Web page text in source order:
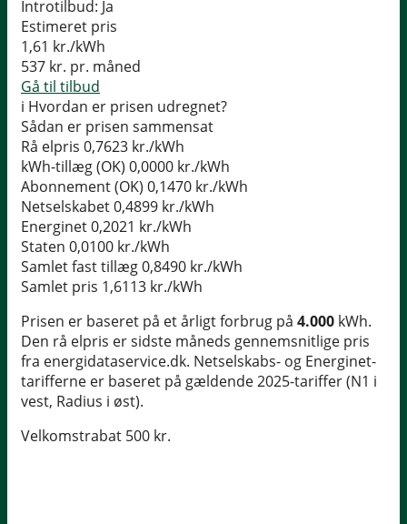
Introtilbud: Ja
Estimeret pris
1,61 kr./kWh
537 kr. pr. måned
Gå til tilbud
i Hvordan er prisen udregnet?
Sådan er prisen sammensat
Rå elpris 0,7623 kr./kWh
kWh-tillæg (OK) 0,0000 kr./kWh
Abonnement (OK) 0,1470 kr./kWh
Netselskabet0,4899 kr./kWh
Energinet0,2021 kr./kWh
Staten 0,0100 kr./kWh
Samlet fast tillæg0,8490 kr./kWh
Samlet pris 1,6113 kr./kWh
Prisen er baseret på et årligt forbrug på 4.000 kWh.
Den rå elpris er sidste måneds gennemsnitlige pris
fra energidataservice.dk. Netselskabs- og Energinet-
tarifferne er baseret på gældende 2025-tariffer (N1 i
vest, Radius i øst).
Velkomstrabat 500 kr.